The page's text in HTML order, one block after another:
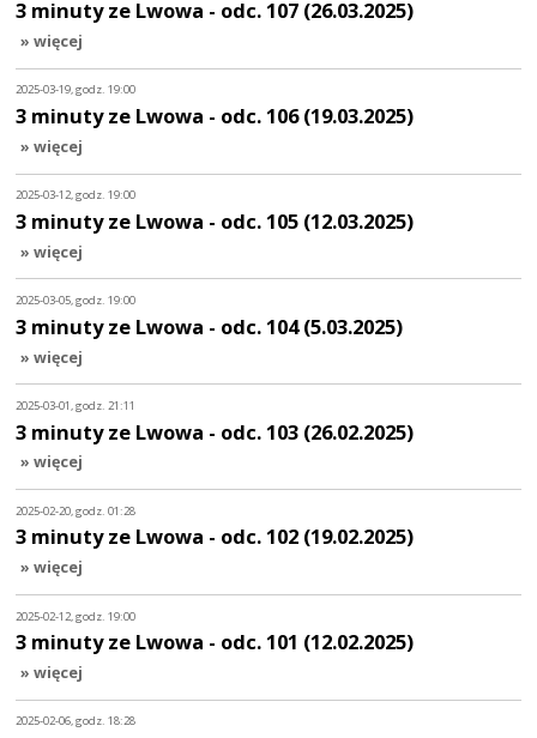
3 minuty ze Lwowa - odc. 107 (26.03.2025)
» więcej
2025-03-19, godz. 19:00
3 minuty ze Lwowa - odc. 106 (19.03.2025)
» więcej
2025-03-12, godz. 19:00
3 minuty ze Lwowa - odc. 105 (12.03.2025)
» więcej
2025-03-05, godz. 19:00
3 minuty ze Lwowa - odc. 104 (5.03.2025)
» więcej
2025-03-01, godz. 21:11
3 minuty ze Lwowa - odc. 103 (26.02.2025)
» więcej
2025-02-20, godz. 01:28
3 minuty ze Lwowa - odc. 102 (19.02.2025)
» więcej
2025-02-12, godz. 19:00
3 minuty ze Lwowa - odc. 101 (12.02.2025)
» więcej
2025-02-06, godz. 18:28